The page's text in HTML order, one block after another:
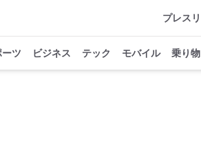
プレス
ーツ ビジネス テック モバイル 乗り物